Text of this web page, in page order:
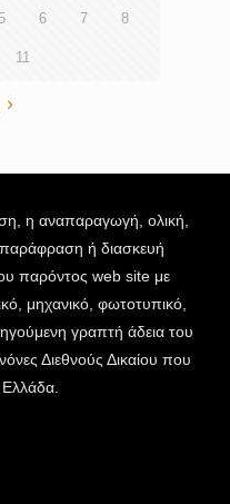
5 6 7 8
11
η αναπαραγωγή, ολική,
παράφραση ή διασκευή
παρόντος web site με
μηχανικό, φωτοτυπικό,
γραπτή άδεια του
Διεθνούς Δικαίου που